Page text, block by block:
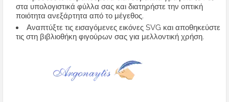
στα υπολογιστικά φύλλα σας και διατηρήστε την οπτική
ποιότητα ανεξάρτητα από το μέγεθος.
Αναπτύξτε τις εισαγόμενες εικόνες SVG και αποθηκεύστε
τις στη βιβλιοθήκη φιγούρων σας για μελλοντική χρήση.